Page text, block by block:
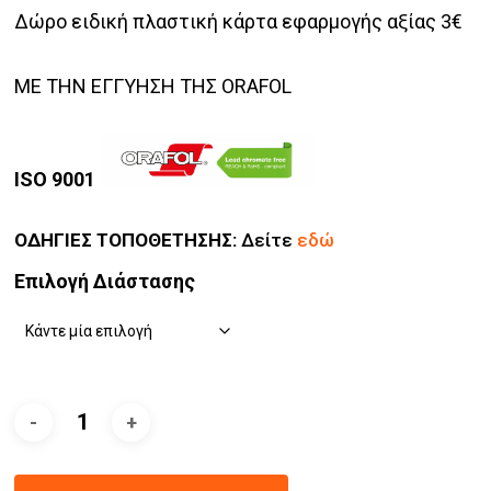
Δώρο ειδική πλαστική κάρτα εφαρμογής αξίας 3€
ΜΕ ΤΗΝ ΕΓΓΥΗΣΗ ΤΗΣ ORAFOL
ISO 9001
ΟΔΗΓΙΕΣ ΤΟΠΟΘΕΤΗΣΗΣ: Δείτε εδώ
Επιλογή Διάστασης